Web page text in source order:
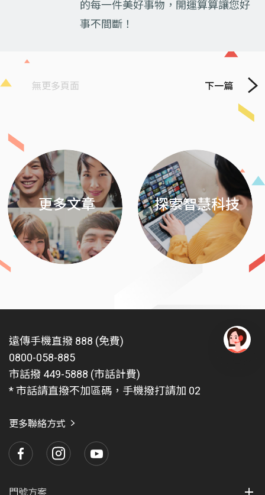
的每一件美好事物，開運算算讓您好
事不間斷！
無更多頁面 下一篇
更多文章 探索智慧科技
Next
遠傳手機直撥 888 (免費)
0800-058-885
市話撥 449-5888 (市話計費)
* 市話請直撥不加區碼，手機撥打請加 02
更多聯絡方式
門號方案